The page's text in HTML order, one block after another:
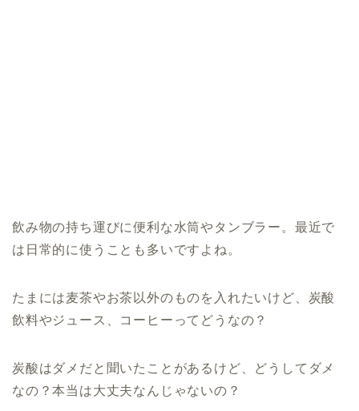
飲み物の持ち運びに便利な水筒やタンブラー。最近で
は日常的に使うことも多いですよね。
たまには麦茶やお茶以外のものを入れたいけど、炭酸
飲料やジュース、コーヒーってどうなの？
炭酸はダメだと聞いたことがあるけど、どうしてダメ
なの？本当は大丈夫なんじゃないの？